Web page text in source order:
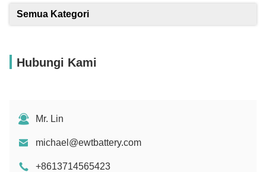
Semua Kategori
Hubungi Kami
Mr. Lin
michael@ewtbattery.com
+8613714565423